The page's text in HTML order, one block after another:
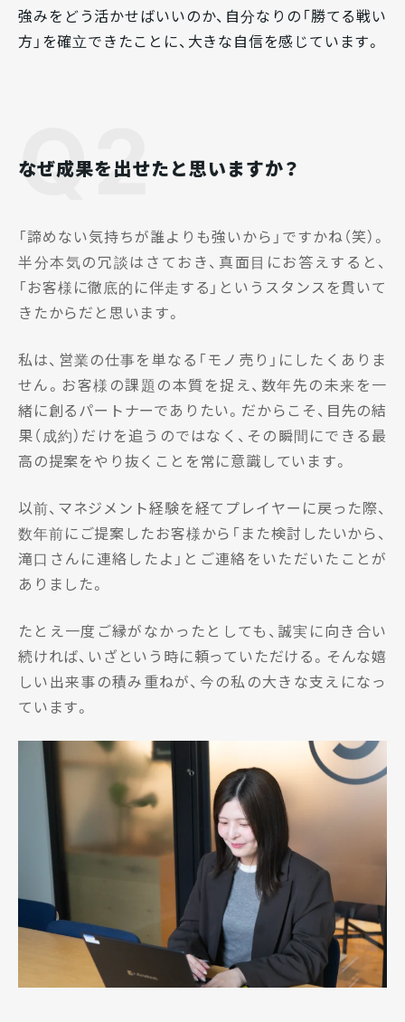
強みをどう活かせばいいのか、自分なりの「勝てる戦い
方」を確立できたことに、大きな自信を感じています。
Q2
なぜ成果を出せたと思いますか？
「諦めない気持ちが誰よりも強いから」ですかね（笑）。
半分本気の冗談はさておき、真面目にお答えすると、
「お客様に徹底的に伴走する」というスタンスを貫いて
きたからだと思います。
私は、営業の仕事を単なる「モノ売り」にしたくありま
せん。お客様の課題の本質を捉え、数年先の未来を一
緒に創るパートナーでありたい。だからこそ、目先の結
果（成約）だけを追うのではなく、その瞬間にできる最
高の提案をやり抜くことを常に意識しています。
以前、マネジメント経験を経てプレイヤーに戻った際、
数年前にご提案したお客様から「また検討したいから、
滝口さんに連絡したよ」とご連絡をいただいたことが
ありました。
たとえ一度ご縁がなかったとしても、誠実に向き合い
続ければ、いざという時に頼っていただける。そんな嬉
しい出来事の積み重ねが、今の私の大きな支えになっ
ています。